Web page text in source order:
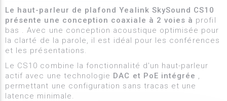
Le haut-parleur de plafond Yealink SkySound CS10
présente une conception coaxiale à 2 voies à profil
bas . Avec une conception acoustique optimisée pour
la clarté de la parole, il est idéal pour les conférences
et les présentations.
Le CS10 combine la fonctionnalité d'un haut-parleur
actif avec une technologie DAC et PoE intégrée ,
permettant une configuration sans tracas et une
latence minimale.